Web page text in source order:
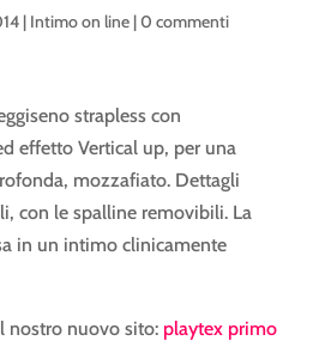
| Intimo on line|0 commenti
strapless con
effetto Vertical up, per una
mozzafiato. Dettagli
con le spalline removibili. La
in un intimo clinicamente
nostro nuovo sito: playtex primo